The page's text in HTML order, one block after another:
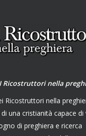
Ricostruttori nella
Ricostruttori nella
una cristianità capace di
di preghiera e ricerca